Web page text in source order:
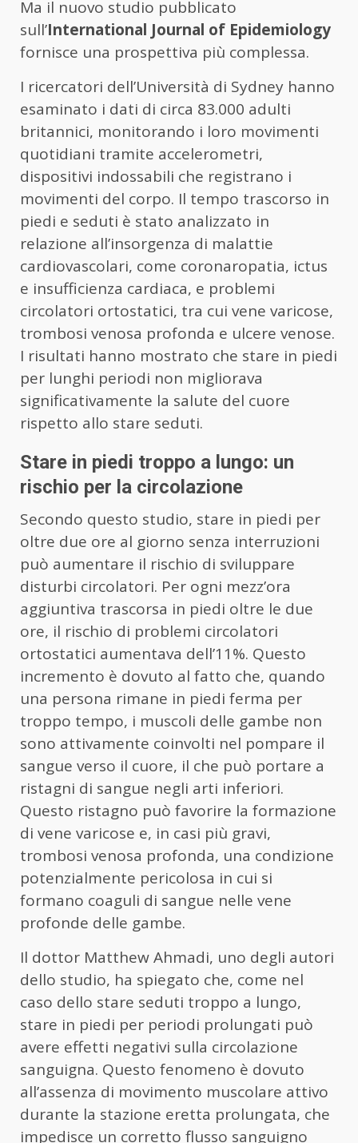
Ma il nuovo studio pubblicato
sull’International Journal of Epidemiology
fornisce una prospettiva più complessa.
I ricercatori dell’Università di Sydney hanno
esaminato i dati di circa 83.000 adulti
britannici, monitorando i loro movimenti
quotidiani tramite accelerometri,
dispositivi indossabili che registrano i
movimenti del corpo. Il tempo trascorso in
piedi e seduti è stato analizzato in
relazione all’insorgenza di malattie
cardiovascolari, come coronaropatia, ictus
e insufficienza cardiaca, e problemi
circolatori ortostatici, tra cui vene varicose,
trombosi venosa profonda e ulcere venose.
I risultati hanno mostrato che stare in piedi
per lunghi periodi non migliorava
significativamente la salute del cuore
rispetto allo stare seduti.
Stare in piedi troppo a lungo: un
rischio per la circolazione
Secondo questo studio, stare in piedi per
oltre due ore al giorno senza interruzioni
può aumentare il rischio di sviluppare
disturbi circolatori. Per ogni mezz’ora
aggiuntiva trascorsa in piedi oltre le due
ore, il rischio di problemi circolatori
ortostatici aumentava dell’11%. Questo
incremento è dovuto al fatto che, quando
una persona rimane in piedi ferma per
troppo tempo, i muscoli delle gambe non
sono attivamente coinvolti nel pompare il
sangue verso il cuore, il che può portare a
ristagni di sangue negli arti inferiori.
Questo ristagno può favorire la formazione
di vene varicose e, in casi più gravi,
trombosi venosa profonda, una condizione
potenzialmente pericolosa in cui si
formano coaguli di sangue nelle vene
profonde delle gambe.
Il dottor Matthew Ahmadi, uno degli autori
dello studio, ha spiegato che, come nel
caso dello stare seduti troppo a lungo,
stare in piedi per periodi prolungati può
avere effetti negativi sulla circolazione
sanguigna. Questo fenomeno è dovuto
all’assenza di movimento muscolare attivo
durante la stazione eretta prolungata, che
impedisce un corretto flusso sanguigno